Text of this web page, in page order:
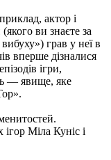
актор і
ви знаєте за
грав у неї в
вперше дізналися
ігри,
— явище, яке
Міла Куніс і